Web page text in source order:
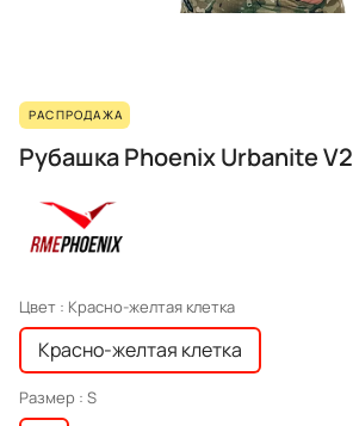
РАСПРОДАЖА
Рубашка Phoenix Urbanite V2
Цвет : Красно-желтая клетка
Красно-желтая клетка
Размер : S